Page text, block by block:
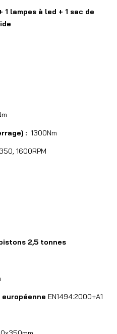
lampes à led + 1 sac de
: 1300Nm
1600RPM
2,5 tonnes
EN1494:2000+A1